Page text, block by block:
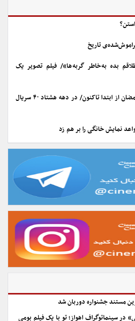
تاریخ
بده به خاطر گربه ها»/ فیلم تصویر یک
تاریخچه سریال‌های ماه رمضان از ابتدا تاکنون/ در دهه هشتاد ۴۰ سریال
نمایش خانگی را بر هم زد
مستند جشنواره دوربان شد
در سینماتوگراف اهواز؛ تو با یک فیلم بومی